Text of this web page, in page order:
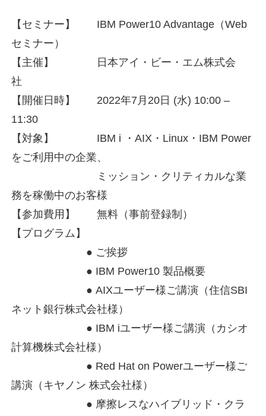
【セミナー】 IBM Power10 Advantage（Web
セミナー）
【主催】 日本アイ・ビー・エム株式会
社
【開催日時】 2022年7月20日 (水) 10:00 –
11:30
【対象】 IBM i ・AIX・Linux・IBM Power
をご利用中の企業、
ミッション・クリティカルな業
務を稼働中のお客様
【参加費用】 無料（事前登録制）
【プログラム】
● ご挨拶
● IBM Power10 製品概要
● AIXユーザー様ご講演（住信SBI
ネット銀行株式会社様）
● IBM iユーザー様ご講演（カシオ
計算機株式会社様）
● Red Hat on Powerユーザー様ご
講演（キヤノン 株式会社様）
● 摩擦レスなハイブリッド・クラ